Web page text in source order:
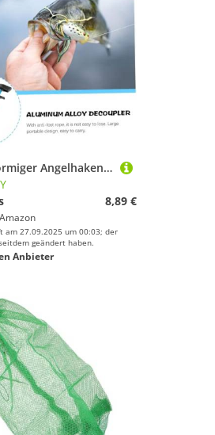
BELLIFFY Förmiger Angelhakenlöser aus Langlebigem Aluminiumlegierung Wiederverwendbar Ergonomischer Griff für Sicheres Entfernen von Angelhaken Beim Angeln Kompakt und Tragbar mit
8,89 €
Amazon
am 27.09.2025 um 00:03; der
geändert haben.
Anbieter